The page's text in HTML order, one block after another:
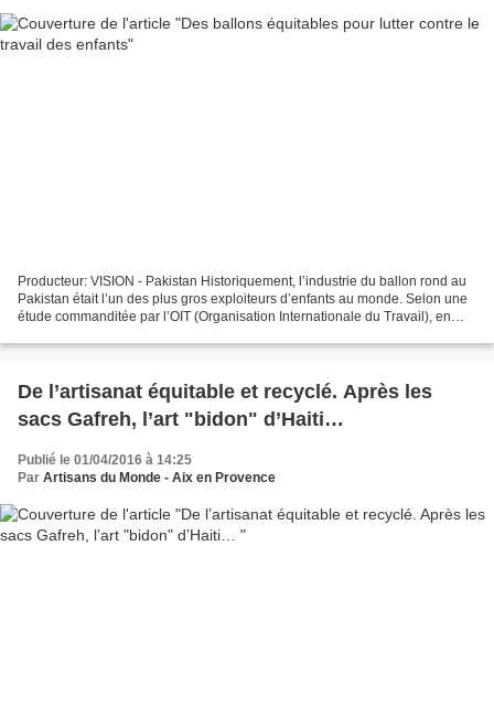
Producteur: VISION - Pakistan Historiquement, l’industrie du ballon rond au
Pakistan était l’un des plus gros exploiteurs d’enfants au monde. Selon une
étude commanditée par l’OIT (Organisation Internationale du Travail), en
De l’artisanat équitable et recyclé. Après les
sacs Gafreh, l’art "bidon" d’Haiti…
Publié le 01/04/2016 à 14:25
Par Artisans du Monde - Aix en Provence